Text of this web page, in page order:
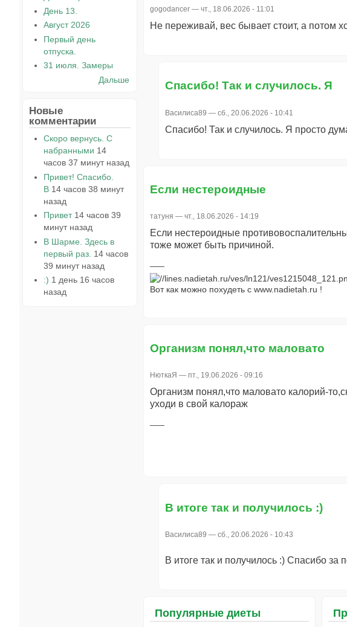
gogodancer — чт., 18.06.2026 - 11:01
Не переживай, вес бывает стоит, а потом
Спасибо! Так и случилось. Я
Василиса89 — сб., 20.06.2026 - 10:41
Спасибо! Так и случилось. Я просто
Если нестероидные
татуня — чт., 18.06.2026 - 14:19
Если нестероидные
тоже может быть причиной.
Вот как можно похудеть с www.nadietah.ru !
Организм понял,что маловато
НюткаЯ — пт., 19.06.2026 - 09:16
Организм понял,что маловато калорий-
уходи в свой калораж
В итоге так и получилось :)
Василиса89 — сб., 20.06.2026 - 10:43
В итоге так и получилось :) Спасибо за
Популярные диеты
День 13.
Август 2026
Первый день
отпуска.
31 июля. Замеры
Дальше
Новые
комментарии
Скоро вернусь. С
набранными 14
часов 37 минут назад
Привет! Спасибо.
В 14 часов 38 минут
назад
Привет 14 часов 39
минут назад
В Шарме. Здесь в
первый раз. 14 часов
39 минут назад
:) 1 день 16 часов
назад